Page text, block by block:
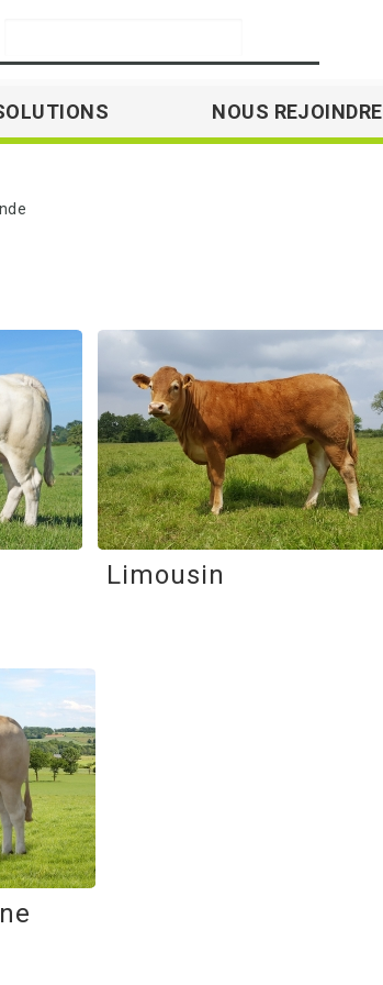
NOUS REJOINDRE
Limousin